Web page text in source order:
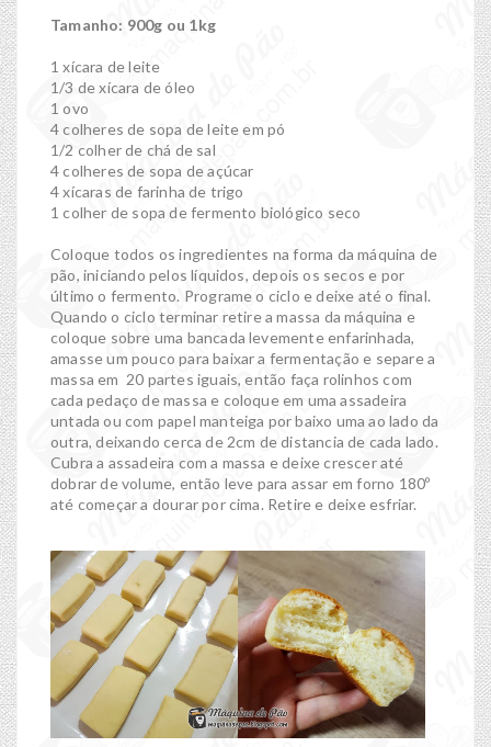
Tamanho: 900g ou 1kg
1 xícara de leite
1/3 de xícara de óleo
1 ovo
4 colheres de sopa de leite em pó
1/2 colher de chá de sal
4 colheres de sopa de açúcar
4 xícaras de farinha de trigo
1 colher de sopa de fermento biológico seco
Coloque todos os ingredientes na forma da máquina de
pão, iniciando pelos líquidos, depois os secos e por
último o fermento. Programe o ciclo e deixe até o final.
Quando o ciclo terminar retire a massa da máquina e
coloque sobre uma bancada levemente enfarinhada,
amasse um pouco para baixar a fermentação e separe a
massa em 20 partes iguais, então faça rolinhos com
cada pedaço de massa e coloque em uma assadeira
untada ou com papel manteiga por baixo uma ao lado da
outra, deixando cerca de 2cm de distancia de cada lado.
Cubra a assadeira com a massa e deixe crescer até
dobrar de volume, então leve para assar em forno 180º
até começar a dourar por cima. Retire e deixe esfriar.